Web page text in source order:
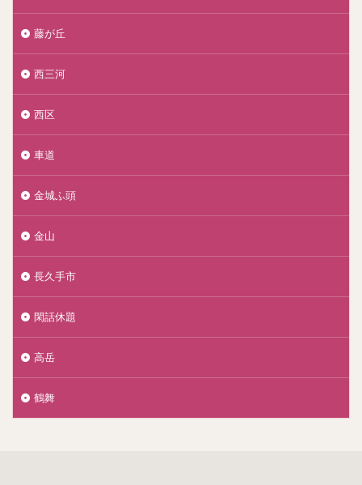
藤が丘
西三河
西区
車道
金城ふ頭
金山
長久手市
閑話休題
高岳
鶴舞